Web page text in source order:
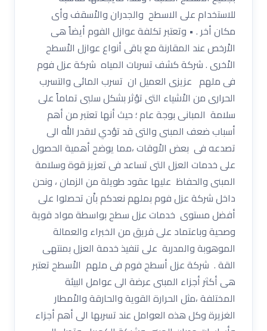
للاستخدام على الاسطح والجدران والاْسقف وأى
مكان أخر . • وتعتبر تكلفة عوازل الفوم أيضاً هى
الاْرخص عند المقارنة مع باقى أنواع عوازل الاْسطح
الاْخرى . شركة كشف تسربات المياه شركة عزل فوم
فى ملهم عزيزى العميل ان تسرب المائى والتسرب
الحرارى من الاْشياء التى تؤثر بشكل سلبى تماماً على
سلامة المبانى بوجة عام ؛ حيث أنها تعتبر من أهم
أسباب ضعف المبنى والتى قد تؤدي لاقدر الله الى
تصدعه فى بعض الاْوقات ،مما يوضح أهمية الحصول
على خدمات العزل التى تساعد فى تعزيز قوة وسلامة
المبنى والحفاظ عليها عقود طويلة من الزمان ، ونحن
داخل شركة عزل فوم بملهم نعدكم باْن تحصلوا على
أفضل مستوى خدمات عزل سطح بواسطة مواد قوية
وصحية وباعتماد على فريق من الخبراء والعمالة
الموهوبة والمدربة على تنفيذ خدمة العزل بمنتهى
القة . شركة عزل أسطح فوم فى ملهم الاْسطح تعتبر
هى أكثر أجزاء المبنى عرضة الى عوامل البيئة
المختلفة ،مثل الحرارة القوية والحارقة والاْمطار
الغزيرة وكل هذه العوامل عند تسربها الى أهم أجزاء